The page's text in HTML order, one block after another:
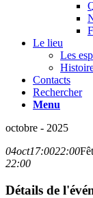
Le lieu
Les
Contacts
Rechercher
Menu
octobre - 2025
04oct17:0022:00
22:00
Détails de